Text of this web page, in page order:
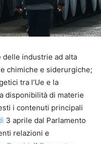
delle industrie ad alta
chimiche e siderurgiche;
tra l’Ue e la
disponibilità di materie
i contenuti principali
3 aprile dal Parlamento
relazioni e